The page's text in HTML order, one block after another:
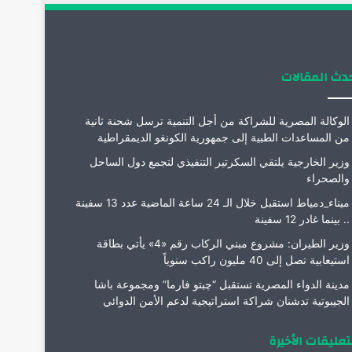
ن
ا
المقالات
الوكالة المصرية للشراكة من أجل التنمية ترسل شحنة ثانية
من المساعدات الطبية إلى جمهورية الكونغو الديمقراطية
وزير الخارجية يلتقي السكرتير التنفيذي لتجمع دول الساحل
والصحراء
ميناء_دمياط استقبل خلال الـ 24 ساعة الماضية عدد 13 سفينة
.. بينما غادر 12 سفينة
وزير الطيران: مشروع مبني الركاب رقم «4» يأتي بطاقة
استيعابية تصل إلى 40 مليون راكب سنوياً
مدينة الدواء المصرية تستقبل “چبتو فارما” ومجموعة باشا
الجيبوتية تدشنان شراكة استراتيجية لدعم الأمن الدوائي
الأخيرة